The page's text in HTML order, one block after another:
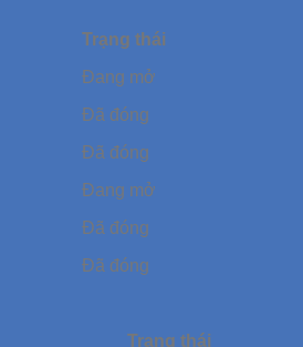
Trạng thái
Đang mở
Đã đóng
Đã đóng
Đang mở
Đã đóng
Đã đóng
Trạng thái